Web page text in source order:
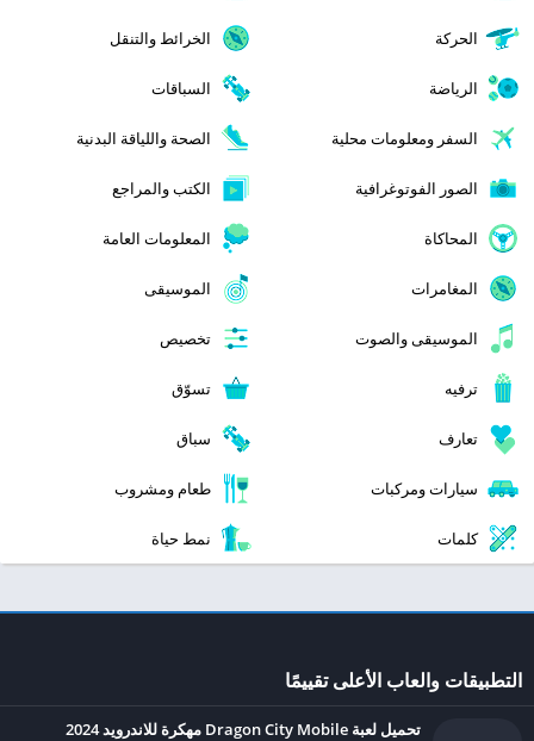
الحركة الخرائط والتنقل
الرياضة السباقات
السفر ومعلومات محلية الصحة واللياقة البدنية
الصور الفوتوغرافية الكتب والمراجع
المحاكاة المعلومات العامة
المغامرات الموسيقى
الموسيقى والصوت تخصيص
ترفيه تسوّق
تعارف سباق
سيارات ومركبات طعام ومشروب
كلمات نمط حياة
التطبيقات والعاب الأعلى تقييمًا
تحميل لعبة Dragon City Mobile مهكرة للاندرويد 2024